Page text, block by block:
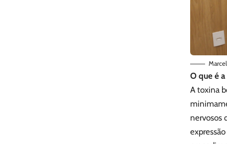
O que é
A toxina
nervosos